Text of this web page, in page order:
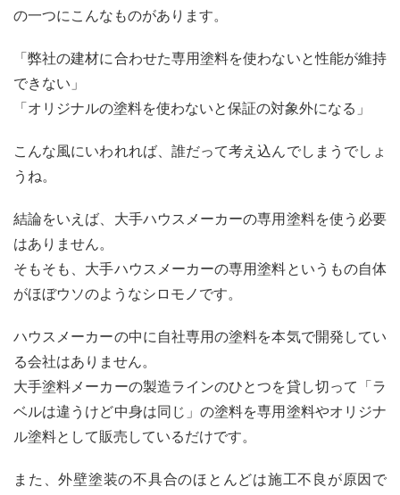
の一つにこんなものがあります。
「弊社の建材に合わせた専用塗料を使わないと性能が維持
できない」
「オリジナルの塗料を使わないと保証の対象外になる」
こんな風にいわれれば、誰だって考え込んでしまうでしょ
うね。
結論をいえば、大手ハウスメーカーの専用塗料を使う必要
はありません。
そもそも、大手ハウスメーカーの専用塗料というもの自体
がほぼウソのようなシロモノです。
ハウスメーカーの中に自社専用の塗料を本気で開発してい
る会社はありません。
大手塗料メーカーの製造ラインのひとつを貸し切って「ラ
ベルは違うけど中身は同じ」の塗料を専用塗料やオリジナ
ル塗料として販売しているだけです。
また、外壁塗装の不具合のほとんどは施工不良が原因で